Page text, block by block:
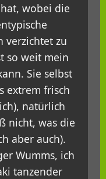
wobei die
verzichtet zu
so weit mein
Sie selbst
extrem frisch
natürlich
nicht, was die
aber auch).
Wumms, ich
tanzender